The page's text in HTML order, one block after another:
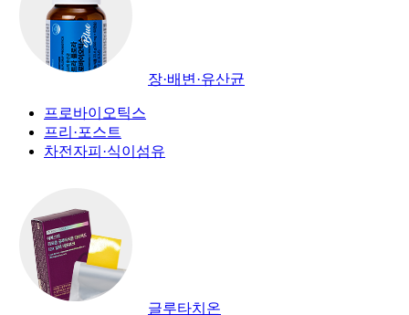
장·배변·유산균
프로바이오틱스
프리·포스트
차전자피·식이섬유
글루타치온